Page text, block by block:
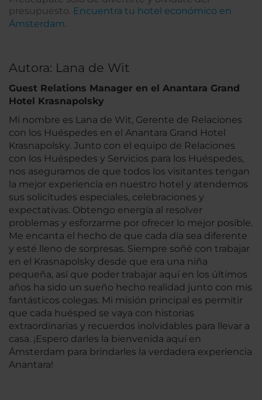
presupuesto. Encuentra tu hotel económico en
Ámsterdam.
Autora: Lana de Wit
Guest Relations Manager en el Anantara Grand
Hotel Krasnapolsky
Mi nombre es Lana de Wit, Gerente de Relaciones
con los Huéspedes en el Anantara Grand Hotel
Krasnapolsky. Junto con el equipo de Relaciones
con los Huéspedes y Servicios para los Huéspedes,
nos aseguramos de que todos los visitantes tengan
la mejor experiencia en nuestro hotel y atendemos
sus solicitudes especiales, celebraciones y
expectativas. Obtengo energía al resolver
problemas y esforzarme por ofrecer lo mejor posible.
Me encanta el hecho de que cada día sea diferente
y esté lleno de sorpresas. Siempre soñé con trabajar
en el Krasnapolsky desde que era una niña
pequeña, así que poder trabajar aquí en los últimos
años ha sido un sueño hecho realidad junto con mis
fantásticos colegas. Mi misión principal es permitir
que cada huésped se vaya con historias
extraordinarias y recuerdos inolvidables para llevar a
casa. ¡Espero darles la bienvenida aquí en
Ámsterdam para brindarles la verdadera experiencia
Anantara!